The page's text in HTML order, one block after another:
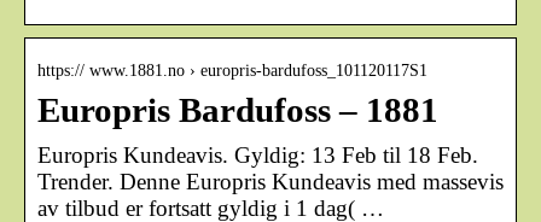
https:// www.1881.no › europris-bardufoss_101120117S1
Europris Bardufoss – 1881
Europris Kundeavis. Gyldig: 13 Feb til 18 Feb.
Trender. Denne Europris Kundeavis med massevis
av tilbud er fortsatt gyldig i 1 dag( …